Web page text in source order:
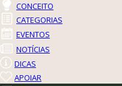
CONCEITO
CATEGORIAS
EVENTOS
NOTÍCIAS
DICAS
APOIAR